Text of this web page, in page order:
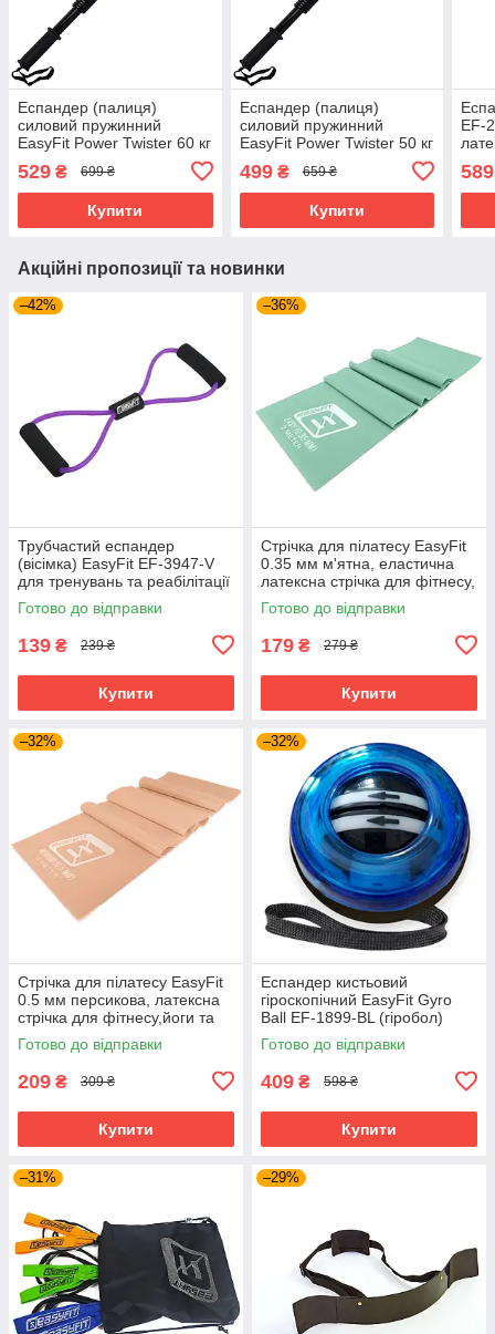
Еспандер (палиця)
силовий пружинний
EasyFit Power Twister 60 кг
529 ₴ 699 ₴
Купити
Еспандер (палиця)
силовий пружинний
EasyFit Power Twister 50 кг
499₴ 659 ₴
Купити
EF-
589
Акційні пропозиції та новинки
–42%
Трубчастий еспандер
(вісімка) EasyFit EF-3947-V
для тренувань та реабілітації
Фіолетовий
Готово до відправки
139 ₴ 239 ₴
Купити
–36%
Стрічка для пілатесу EasyFit
0.35 мм м'ятна, еластична
латексна стрічка для фітнесу,
йоги та розтяжки 200×15 см
(EF-1659-GN)
Готово до відправки
179 ₴ 279 ₴
Купити
–32%
Стрічка для пілатесу EasyFit
0.5 мм персикова, латексна
стрічка для фітнесу,йоги та
силових тренувань 200×15
см Medium (EF-1660-Y)
Готово до відправки
209 ₴ 309 ₴
Купити
–32%
Еспандер кистьовий
гіроскопічний EasyFit Gyro
Ball EF-1899-BL (гіробол)
тренажер для сили хвата та
зап’ястя
Готово до відправки
409 ₴ 598 ₴
Купити
–31% –29%